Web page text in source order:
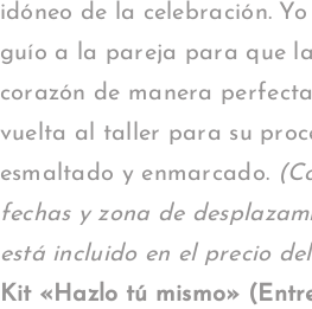
idóneo de la celebración.
guío a la pareja para que
corazón de manera
vuelta al taller para su
esmaltado y enmarcado.
fechas y zona de
está incluido en el precio
Kit «Hazlo tú mismo»